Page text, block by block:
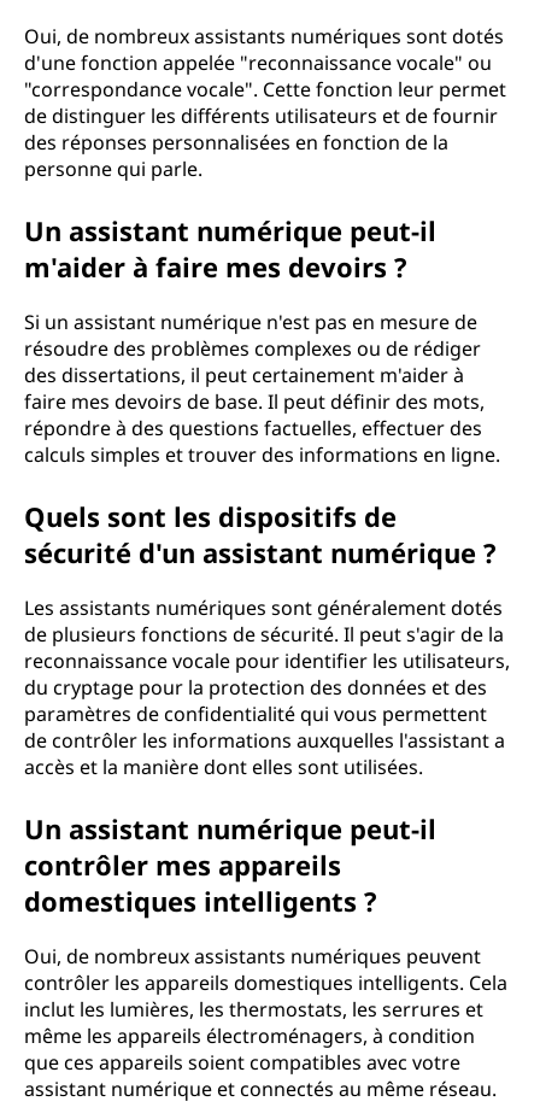
Oui, de nombreux assistants numériques sont dotés
d'une fonction appelée "reconnaissance vocale" ou
"correspondance vocale". Cette fonction leur permet
de distinguer les différents utilisateurs et de fournir
des réponses personnalisées en fonction de la
personne qui parle.
Un assistant numérique peut-il
m'aider à faire mes devoirs ?
Si un assistant numérique n'est pas en mesure de
résoudre des problèmes complexes ou de rédiger
des dissertations, il peut certainement m'aider à
faire mes devoirs de base. Il peut définir des mots,
répondre à des questions factuelles, effectuer des
calculs simples et trouver des informations en ligne.
Quels sont les dispositifs de
sécurité d'un assistant numérique ?
Les assistants numériques sont généralement dotés
de plusieurs fonctions de sécurité. Il peut s'agir de la
reconnaissance vocale pour identifier les utilisateurs,
du cryptage pour la protection des données et des
paramètres de confidentialité qui vous permettent
de contrôler les informations auxquelles l'assistant a
accès et la manière dont elles sont utilisées.
Un assistant numérique peut-il
contrôler mes appareils
domestiques intelligents ?
Oui, de nombreux assistants numériques peuvent
contrôler les appareils domestiques intelligents. Cela
inclut les lumières, les thermostats, les serrures et
même les appareils électroménagers, à condition
que ces appareils soient compatibles avec votre
assistant numérique et connectés au même réseau.